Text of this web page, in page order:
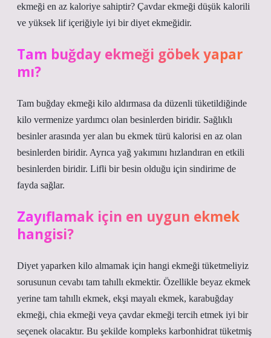
ekmeği en az kaloriye sahiptir? Çavdar ekmeği düşük kalorili
ve yüksek lif içeriğiyle iyi bir diyet ekmeğidir.
Tam buğday ekmeği göbek yapar
mı?
Tam buğday ekmeği kilo aldırmasa da düzenli tüketildiğinde
kilo vermenize yardımcı olan besinlerden biridir. Sağlıklı
besinler arasında yer alan bu ekmek türü kalorisi en az olan
besinlerden biridir. Ayrıca yağ yakımını hızlandıran en etkili
besinlerden biridir. Lifli bir besin olduğu için sindirime de
fayda sağlar.
Zayıflamak için en uygun ekmek
hangisi?
Diyet yaparken kilo almamak için hangi ekmeği tüketmeliyiz
sorusunun cevabı tam tahıllı ekmektir. Özellikle beyaz ekmek
yerine tam tahıllı ekmek, ekşi mayalı ekmek, karabuğday
ekmeği, chia ekmeği veya çavdar ekmeği tercih etmek iyi bir
seçenek olacaktır. Bu şekilde kompleks karbonhidrat tüketmiş